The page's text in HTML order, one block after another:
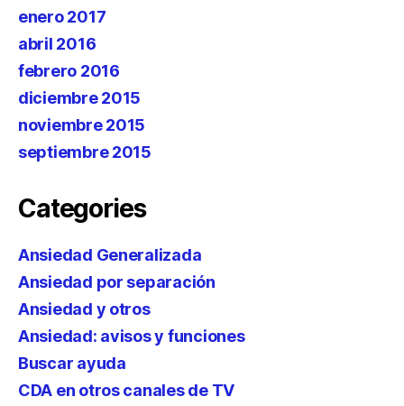
enero 2017
abril 2016
febrero 2016
diciembre 2015
noviembre 2015
septiembre 2015
Categories
Ansiedad Generalizada
Ansiedad por separación
Ansiedad y otros
Ansiedad: avisos y funciones
Buscar ayuda
CDA en otros canales de TV